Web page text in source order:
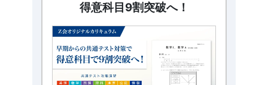
得意科目9割突破へ！